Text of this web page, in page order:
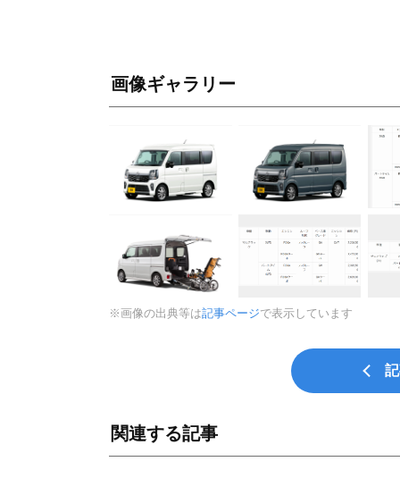
画像ギャラリー
※画像の出典等は記事ページで表示しています
関連する記事